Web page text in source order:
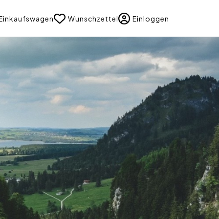
Wunschzettel Einloggen